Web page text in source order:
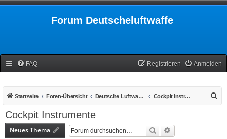
Forum Deutscheluftwaffe
FAQ Anmelden
Registrieren
Startseite Foren-Übersicht Deutsche Luftwaffe 1939-1945 Cockpit Instrumente
Cockpit Instrumente
Neues Thema Suche